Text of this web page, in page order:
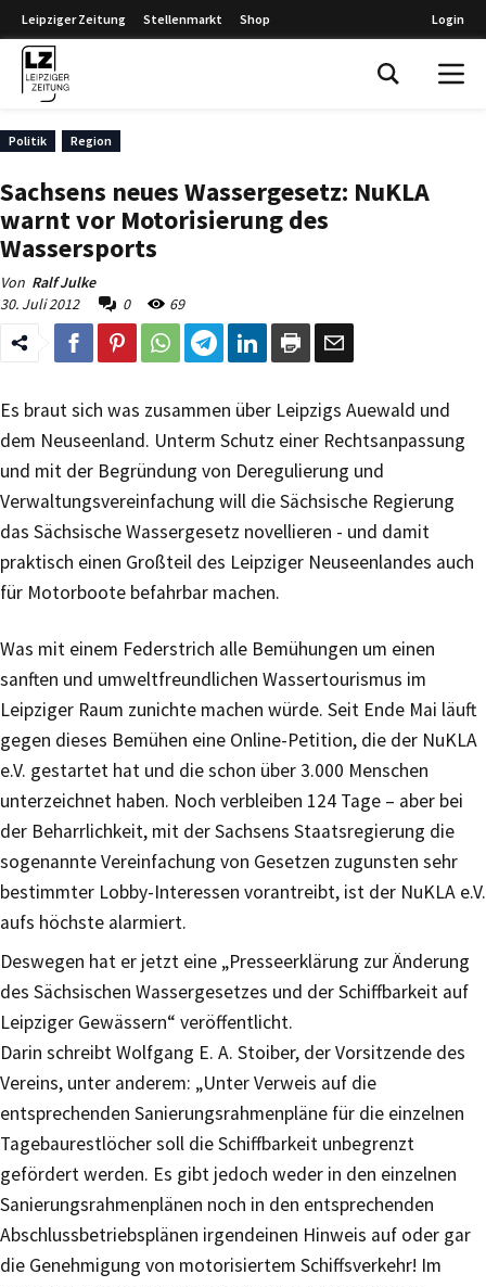
Leipziger Zeitung Stellenmarkt Shop Login
Politik Region
Sachsens neues Wassergesetz: NuKLA
warnt vor Motorisierung des
Wassersports
Von Ralf Julke
30. Juli 2012
0 69
Es braut sich was zusammen über Leipzigs Auewald und
dem Neuseenland. Unterm Schutz einer Rechtsanpassung
und mit der Begründung von Deregulierung und
Verwaltungsvereinfachung will die Sächsische Regierung
das Sächsische Wassergesetz novellieren - und damit
praktisch einen Großteil des Leipziger Neuseenlandes auch
für Motorboote befahrbar machen.
Was mit einem Federstrich alle Bemühungen um einen
sanften und umweltfreundlichen Wassertourismus im
Leipziger Raum zunichte machen würde. Seit Ende Mai läuft
gegen dieses Bemühen eine Online-Petition, die der NuKLA
e.V. gestartet hat und die schon über 3.000 Menschen
unterzeichnet haben. Noch verbleiben 124 Tage – aber bei
der Beharrlichkeit, mit der Sachsens Staatsregierung die
sogenannte Vereinfachung von Gesetzen zugunsten sehr
bestimmter Lobby-Interessen vorantreibt, ist der NuKLA e.V.
aufs höchste alarmiert.
Deswegen hat er jetzt eine „Presseerklärung zur Änderung
des Sächsischen Wassergesetzes und der Schiffbarkeit auf
Leipziger Gewässern“ veröffentlicht.
Darin schreibt Wolfgang E. A. Stoiber, der Vorsitzende des
Vereins, unter anderem: „Unter Verweis auf die
entsprechenden Sanierungsrahmenpläne für die einzelnen
Tagebaurestlöcher soll die Schiffbarkeit unbegrenzt
gefördert werden. Es gibt jedoch weder in den einzelnen
Sanierungsrahmenplänen noch in den entsprechenden
Abschlussbetriebsplänen irgendeinen Hinweis auf oder gar
die Genehmigung von motorisiertem Schiffsverkehr! Im